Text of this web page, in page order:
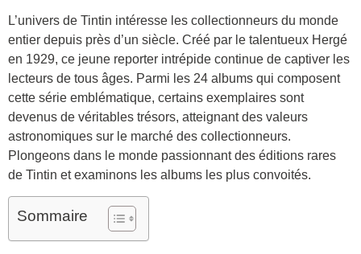
L’univers de Tintin intéresse les collectionneurs du monde
entier depuis près d’un siècle. Créé par le talentueux Hergé
en 1929, ce jeune reporter intrépide continue de captiver les
lecteurs de tous âges. Parmi les 24 albums qui composent
cette série emblématique, certains exemplaires sont
devenus de véritables trésors, atteignant des valeurs
astronomiques sur le marché des collectionneurs.
Plongeons dans le monde passionnant des éditions rares
de Tintin et examinons les albums les plus convoités.
Sommaire